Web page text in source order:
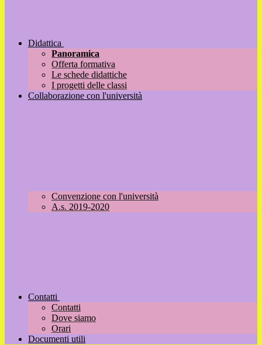
Didattica
Panoramica
Offerta formativa
Le schede didattiche
I progetti delle classi
Collaborazione con l'università
Convenzione con l'università
A.s. 2019-2020
Contatti
Contatti
Dove siamo
Orari
Documenti utili